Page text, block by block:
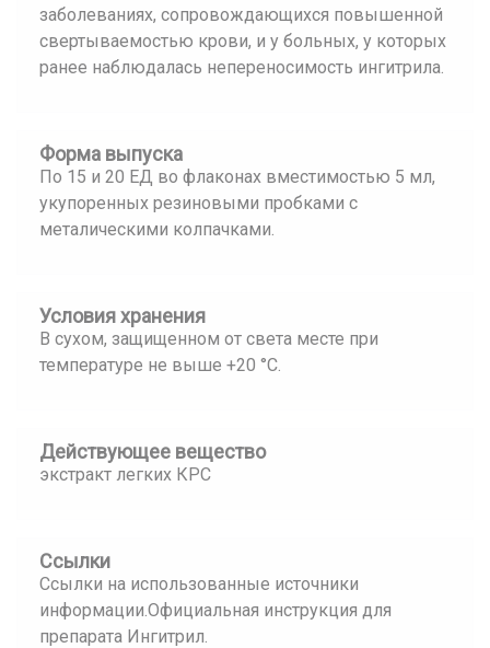
заболеваниях, сопровождающихся повышенной
свертываемостью крови, и у больных, у которых
ранее наблюдалась непереносимость ингитрила.
Форма выпуска
По 15 и 20 ЕД во флаконах вместимостью 5 мл,
укупоренных резиновыми пробками с
металическими колпачками.
Условия хранения
В сухом, защищенном от света месте при
температуре не выше +20 °С.
Действующее вещество
экстракт легких КРС
Ссылки
Ссылки на использованные источники
информации.Официальная инструкция для
препарата Ингитрил.